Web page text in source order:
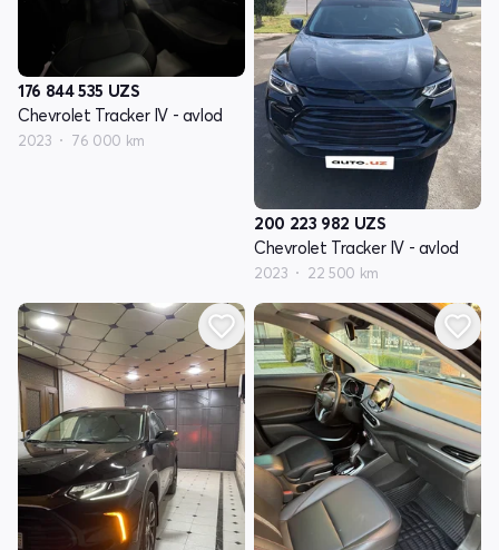
176 844 535 UZS
Chevrolet Tracker IV - avlod
2023 76 000 km
200 223 982 UZS
Chevrolet Tracker IV - avlod
2023 22 500 km